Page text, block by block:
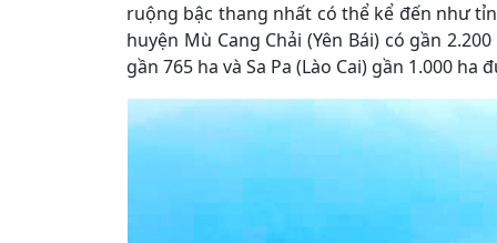
ruộng bậc thang nhất có thể kể đến như
huyện Mù Cang Chải (Yên Bái) có gần
gần 765 ha và Sa Pa (Lào Cai) gần 1.000